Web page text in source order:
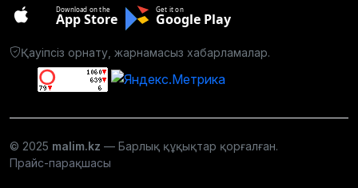
Download on the
App Store
Get it on
Google Play
Қауіпсіз орнату, жарнамасыз хабарламалар.
© 2025 malim.kz — Барлық құқықтар қорғалған.
Прайс-парақшасы